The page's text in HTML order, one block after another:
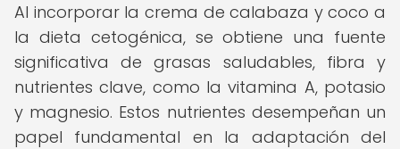
Al incorporar la crema de calabaza y coco a
la dieta cetogénica, se obtiene una fuente
significativa de grasas saludables, fibra y
nutrientes clave, como la vitamina A, potasio
y magnesio. Estos nutrientes desempeñan un
papel fundamental en la adaptación del